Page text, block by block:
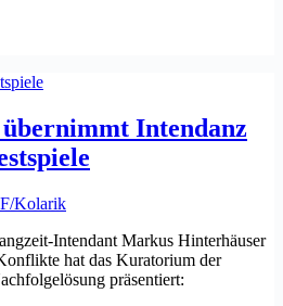
Intendanz
Intendant Markus Hinterhäuser
hat das Kuratorium der
präsentiert: